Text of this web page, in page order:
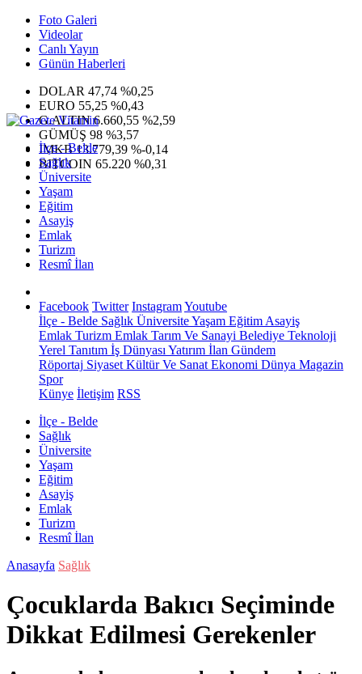
Foto Galeri
Videolar
Canlı Yayın
Günün Haberleri
DOLAR 47,74 %0,25
EURO 55,25 %0,43
G.ALTIN6.660,55 %2,59
GÜMÜŞ 98 %3,57
IMKB13.779,39 %-0,14
BITCOIN 65.220 %0,31
İlçe - Belde
Sağlık
Üniversite
Yaşam
Eğitim
Asayiş
Emlak
Turizm
Resmî İlan
Facebook Twitter InstagramYoutube
İlçe - Belde Sağlık ÜniversiteYaşam Eğitim Asayiş
Emlak Turizm Emlak Tarım Ve Sanayi Belediye Teknoloji
Yerel Tanıtım İş Dünyası Yatırım İlan Gündem
Röportaj Siyaset Kültür Ve Sanat Ekonomi Dünya Magazin
Spor
Künye İletişim RSS
İlçe - Belde
Sağlık
Üniversite
Yaşam
Eğitim
Asayiş
Emlak
Turizm
Resmî İlan
Anasayfa Sağlık
Çocuklarda Bakıcı Seçiminde
Dikkat Edilmesi Gerekenler